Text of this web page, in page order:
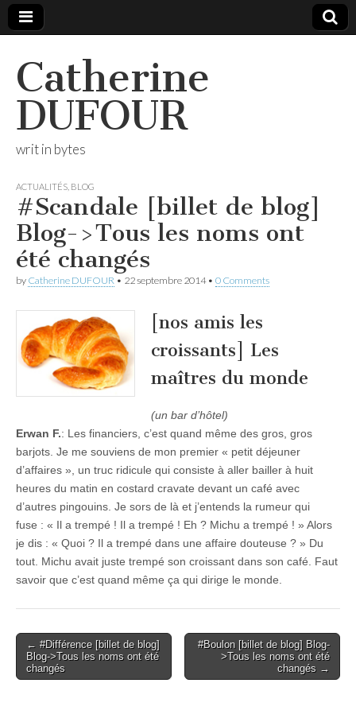
Catherine
DUFOUR
writ in bytes
ACTUALITÉS BLOG
#Scandale [billet de blog]
Blog->Tous les noms ont
été changés
by Catherine DUFOUR • 22 septembre 2014• 0 Comments
[nos amis les
croissants] Les
maîtres du monde
(un bar d’hôtel)
Erwan F.: Les financiers, c’est quand même des gros, gros
barjots. Je me souviens de mon premier « petit déjeuner
d’affaires », un truc ridicule qui consiste à aller bailler à huit
heures du matin en costard cravate devant un café avec
d’autres pingouins. Je sors de là et j’entends la rumeur qui
fuse : « Il a trempé ! Il a trempé ! Eh ? Michu a trempé ! » Alors
je dis : « Quoi ? Il a trempé dans une affaire douteuse ? » Du
tout. Michu avait juste trempé son croissant dans son café. Faut
savoir que c’est quand même ça qui dirige le monde.
Post
navigation
← #Différence [billet de blog]
Blog->Tous les noms ont été
changés
#Boulon [billet de blog] Blog-
>Tous les noms ont été
changés →